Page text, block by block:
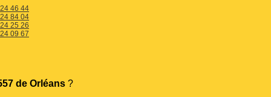
46 44
84 04
25 26
09 67
de Orléans ?